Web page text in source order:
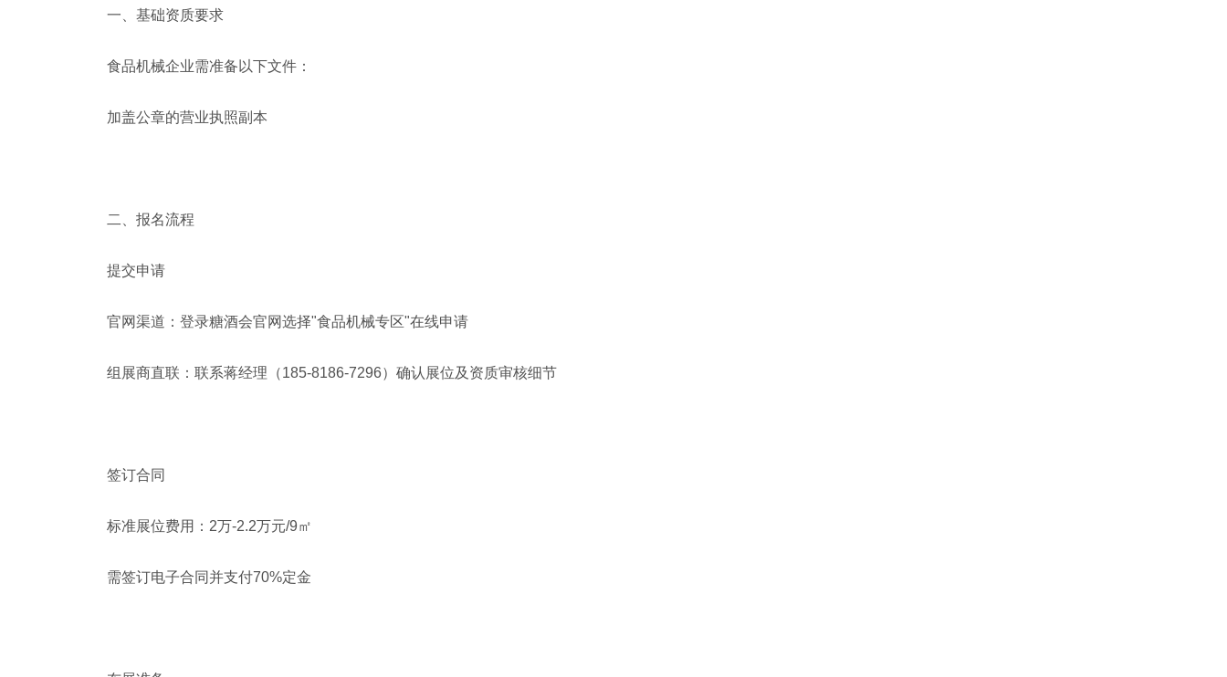
一、基础资质要求
食品机械企业需准备以下文件：
加盖公章的营业执照副本
二、报名流程
提交申请‌
官网渠道：登录糖酒会官网选择"食品机械专区"在线申请
组展商直联：联系蒋经理（185-8186-7296）确认展位及资质审核细节‌
签订合同‌
标准展位费用：2万-2.2万元/9㎡
需签订电子合同并支付70%定金‌